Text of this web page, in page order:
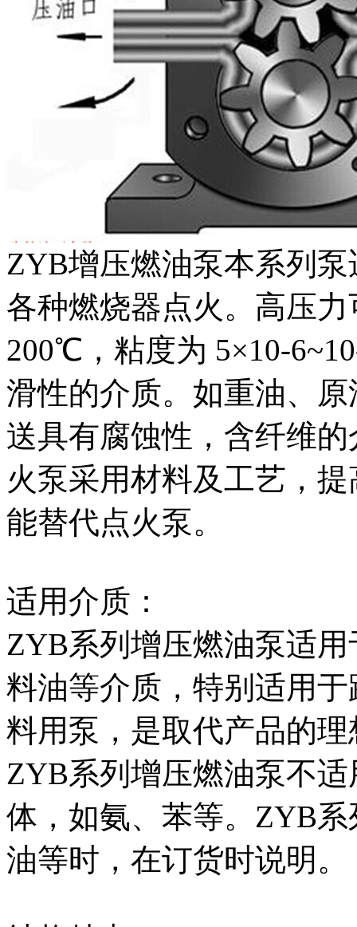
ZYB增压燃油泵本系列
各种燃烧器点火。高压
200℃，粘度为 5×10-
滑性的介质。如重油、
送具有腐蚀性，含纤维
火泵采用材料及工艺，
能替代点火泵。
适用介质：
ZYB系列增压燃油泵适
料油等介质，特别适用
料用泵，是取代产品的
ZYB系列增压燃油泵不
体，如氨、苯等。ZYB
油等时，在订货时说明。